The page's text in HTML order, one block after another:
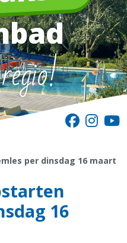
per dinsdag 16 maart
16